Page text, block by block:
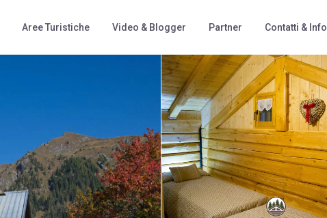
Aree Turistiche Video & Blogger Partner Contatti & Info